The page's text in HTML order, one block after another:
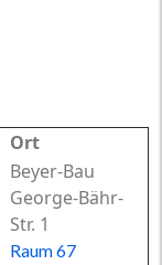
Ort
Beyer-Bau
George-Bähr-
Str. 1
Raum 67